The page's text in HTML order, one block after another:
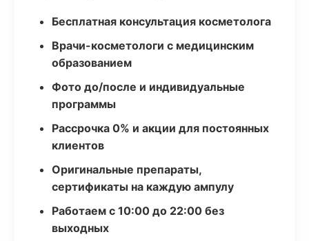
Бесплатная консультация косметолога
Врачи-косметологи с медицинским
образованием
Фото до/после и индивидуальные
программы
Рассрочка 0% и акции для постоянных
клиентов
Оригинальные препараты,
сертификаты на каждую ампулу
Работаем с 10:00 до 22:00 без
выходных